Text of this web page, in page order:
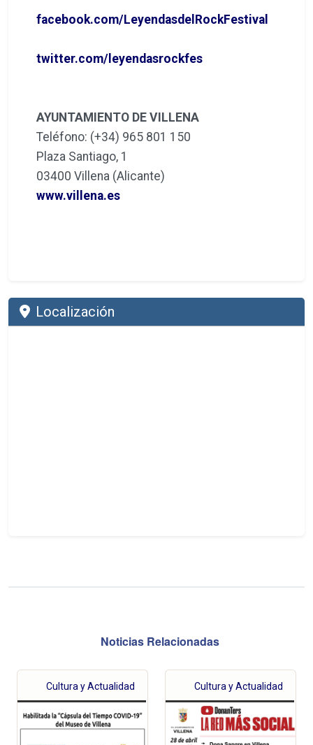
facebook.com/LeyendasdelRockFestival
twitter.com/leyendasrockfes
AYUNTAMIENTO DE VILLENA
Teléfono: (+34) 965 801 150
Plaza Santiago, 1
03400 Villena (Alicante)
www.villena.es
Localización
Noticias Relacionadas
Cultura y Actualidad Cultura y Actualidad